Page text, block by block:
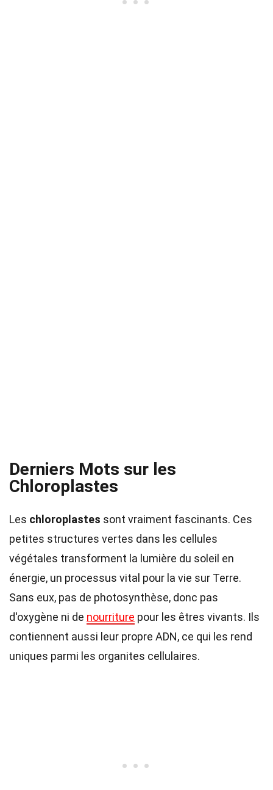
Derniers Mots sur les
Chloroplastes
Les chloroplastes sont vraiment fascinants. Ces
petites structures vertes dans les cellules
végétales transforment la lumière du soleil en
énergie, un processus vital pour la vie sur Terre.
Sans eux, pas de photosynthèse, donc pas
d'oxygène ni de nourriture pour les êtres vivants. Ils
contiennent aussi leur propre ADN, ce qui les rend
uniques parmi les organites cellulaires.